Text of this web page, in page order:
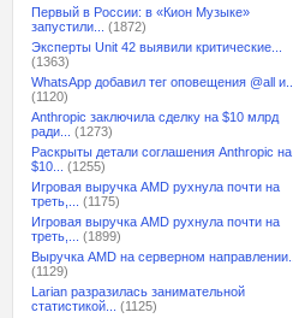
Первый в России: в «Кион Музыке»
запустили...
(1872)
Эксперты Unit 42 выявили критические...
(1363)
WhatsApp добавил тег оповещения @all и...
(1120)
Anthropic заключила сделку на $10 млрд
ради...
(1273)
Раскрыты детали соглашения Anthropic на
$10...
(1255)
Игровая выручка AMD рухнула почти на
треть,...
(1175)
Игровая выручка AMD рухнула почти на
треть,...
(1899)
Выручка AMD на серверном направлении...
(1129)
Larian разразилась занимательной
статистикой...
(1125)